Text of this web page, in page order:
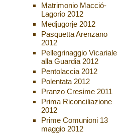
Matrimonio Macció-
Lagorio 2012
Medjugorje 2012
Pasquetta Arenzano
2012
Pellegrinaggio Vicariale
alla Guardia 2012
Pentolaccia 2012
Polentata 2012
Pranzo Cresime 2011
Prima Riconciliazione
2012
Prime Comunioni 13
maggio 2012